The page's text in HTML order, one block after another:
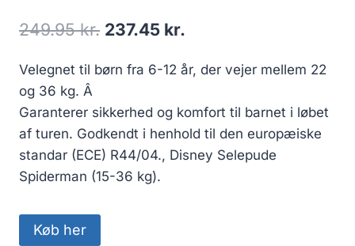
249.95kr. Den
pris
var:
249.95 kr..
237.45 kr.
pris
er:
237.45 kr..
Velegnet til børn fra 6-12 år, der vejer mellem 22
og 36 kg. Â
Garanterer sikkerhed og komfort til barnet i løbet
af turen. Godkendt i henhold til den europæiske
standar (ECE) R44/04., Disney Selepude
Spiderman (15-36 kg).
Køb her